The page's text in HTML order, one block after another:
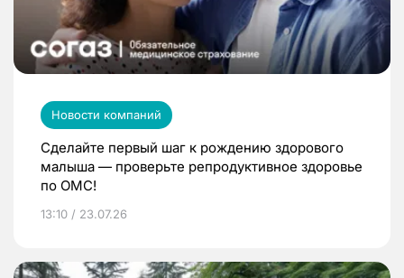
Новости компаний
Сделайте первый шаг к рождению здорового
малыша — проверьте репродуктивное здоровье
по ОМС!
13:10 / 23.07.26